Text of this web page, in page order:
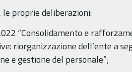
proprie deliberazioni:
“Consolidamento e
riorganizzazione dell’ente a
e gestione del personale”;